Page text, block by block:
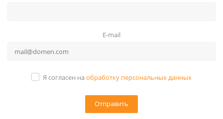
E-mail
Я согласен на обработку персональных данных